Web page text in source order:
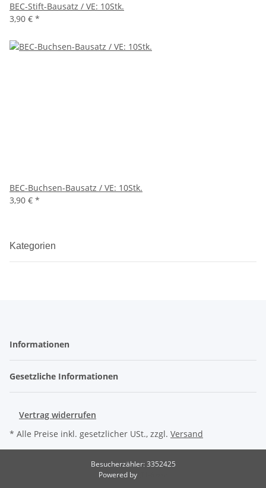
BEC-Stift-Bausatz / VE: 10Stk.
3,90 € *
BEC-Buchsen-Bausatz / VE: 10Stk.
3,90 € *
Kategorien
Informationen
Gesetzliche Informationen
Vertrag widerrufen
* Alle Preise inkl. gesetzlicher USt., zzgl. Versand
Besucherzähler: 3352425
Powered by